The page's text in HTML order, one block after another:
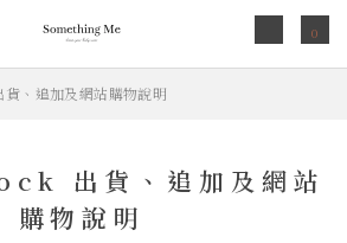
0
、追加及網站購物說明
出貨、追加及網站
購物說明